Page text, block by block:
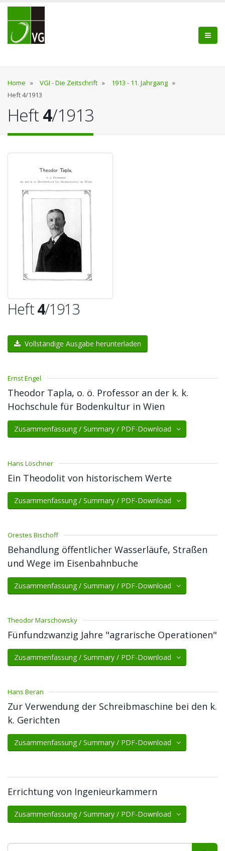
Home » VGI - Die Zeitschrift » 1913 - 11. Jahrgang »
Heft 4/1913
Heft4/1913
Heft4/1913
Vollständige Ausgabe herunterladen
Ernst Engel
Theodor Tapla, o. ö. Professor an der k. k.
Hochschule für Bodenkultur in Wien
Zusammenfassung / Summary / PDF-Download
Hans Löschner
Ein Theodolit von historischem Werte
Zusammenfassung / Summary / PDF-Download
Orestes Bischoff
Behandlung öffentlicher Wasserläufe, Straßen
und Wege im Eisenbahnbuche
Zusammenfassung / Summary / PDF-Download
Theodor Marschowsky
Fünfundzwanzig Jahre "agrarische Operationen"
Zusammenfassung / Summary / PDF-Download
Hans Beran
Zur Verwendung der Schreibmaschine bei den k.
k. Gerichten
Zusammenfassung / Summary / PDF-Download
Errichtung von Ingenieurkammern
Zusammenfassung / Summary / PDF-Download